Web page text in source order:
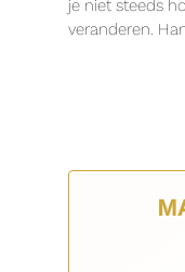
je niet steeds
veranderen.